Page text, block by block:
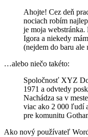
Ahojte! Cez deň
nociach robím
je moja
Igora a niekedy
(nejdem do baru ale
…alebo niečo takéto:
Spoločnosť XYZ
1971 a odvtedy
Nachádza sa v
viac ako 2 000 ľudí
pre komunitu
Ako nový používateľ